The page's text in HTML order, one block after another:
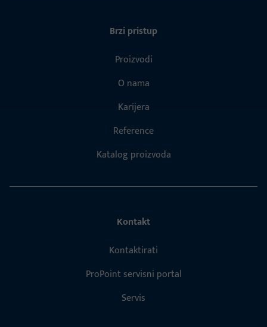
Brzi pristup
Proizvodi
O nama
Karijera
Reference
Katalog proizvoda
Kontakt
Kontaktirati
ProPoint servisni portal
Servis